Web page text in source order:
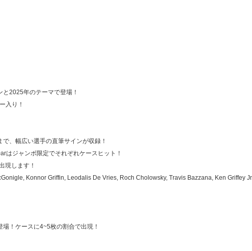
2025年のテーマで登場！
入り！
、幅広い選手の直筆サインが収録！
ジャンボ限定でそれぞれケースヒット！
現します！
Konnor Griffin, Leodalis De Vries, Roch Cholowsky, Travis Bazzana, Ken Griffey
！ケースに4~5枚の割合で出現！